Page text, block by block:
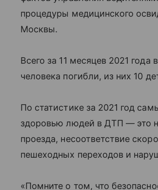
процедуры медицинского
Москвы.
Всего за 11 месяцев 2021
человека погибли, из них 10
По статистике за 2021 год
здоровью людей в ДТП — это
проезда, несоответствие
пешеходных переходов и
«Помните о том, что